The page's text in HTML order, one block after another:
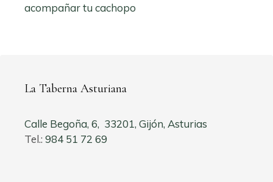
acompañar tu cachopo
La Taberna Asturiana
Calle Begoña, 6, 33201, Gijón, Asturias
Tel.: 984 51 72 69